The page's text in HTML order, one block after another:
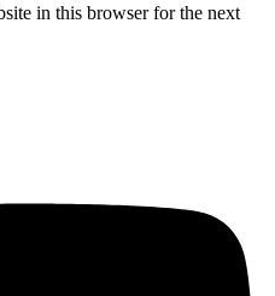
in this browser for the next